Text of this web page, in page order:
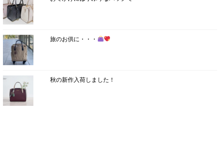
旅のお供に・・・
秋の新作入荷しました！